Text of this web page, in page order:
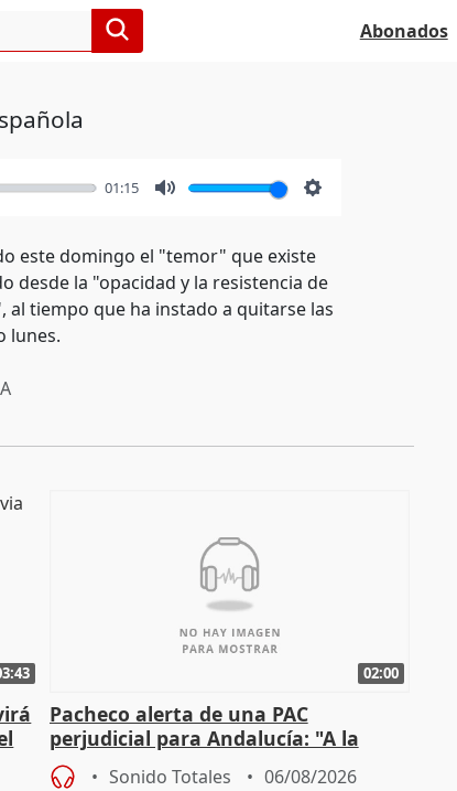
Abonados
01:15
este domingo el "temor" que existe
desde la "opacidad y la resistencia de
tiempo que ha instado a quitarse las
lunes.
02:00
Pacheco alerta de una PAC
perjudicial para Andalucía: "A la
agricultura hay que protegerla"
Sonido Totales 06/08/2026